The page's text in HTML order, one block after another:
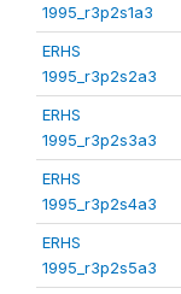
1995_r3p2s1a3
ERHS
1995_r3p2s2a3
ERHS
1995_r3p2s3a3
ERHS
1995_r3p2s4a3
ERHS
1995_r3p2s5a3